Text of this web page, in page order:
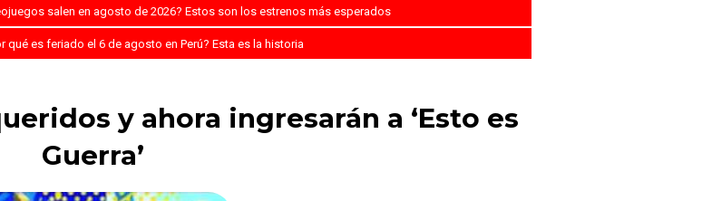
salen en agosto de 2026? Estos son los estrenos más esperados
qué es feriado el 6 de agosto en Perú? Esta es la historia
y ahora ingresarán a ‘Esto es
Guerra’